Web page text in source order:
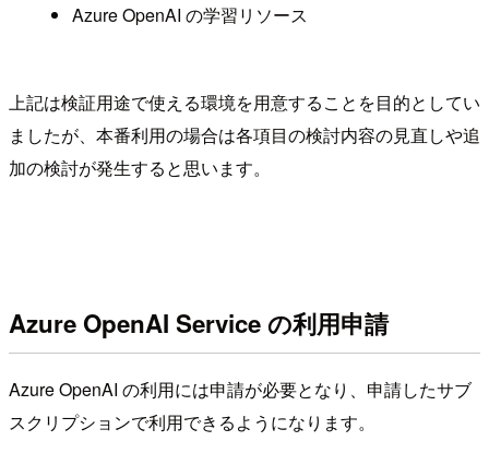
Azure OpenAI の学習リソース
上記は検証用途で使える環境を用意することを目的としてい
ましたが、本番利用の場合は各項目の検討内容の見直しや追
加の検討が発生すると思います。
Azure OpenAI Service の利用申請
Azure OpenAI の利用には申請が必要となり、申請したサブ
スクリプションで利用できるようになります。